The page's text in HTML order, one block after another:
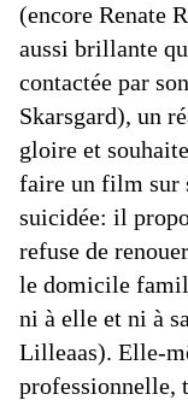
(encore Renate
aussi brillante
contactée par
Skarsgard), un
gloire et
faire un film sur
suicidée: il
refuse de
le domicile
ni à elle et ni à
Lilleaas). Elle-
professionnelle,